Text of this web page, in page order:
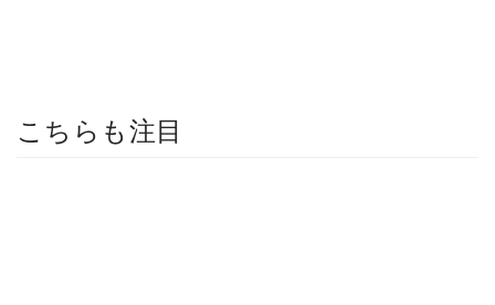
こちらも注目